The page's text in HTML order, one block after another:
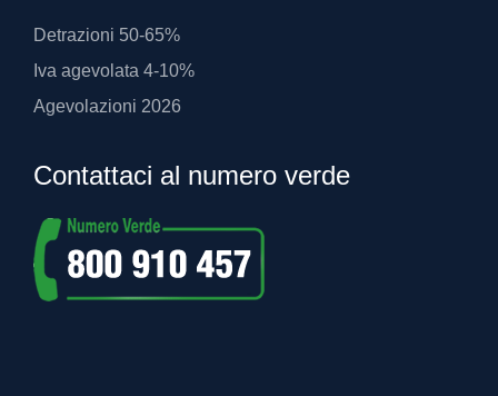
Detrazioni 50-65%
Iva agevolata 4-10%
Agevolazioni 2026
Contattaci al numero verde